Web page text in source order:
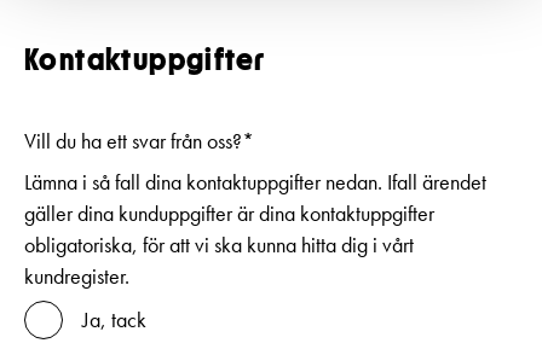
Kontaktuppgifter
Vill du ha ett svar från oss?*
Lämna i så fall dina kontaktuppgifter nedan. Ifall ärendet
gäller dina kunduppgifter är dina kontaktuppgifter
obligatoriska, för att vi ska kunna hitta dig i vårt
kundregister.
Ja, tack